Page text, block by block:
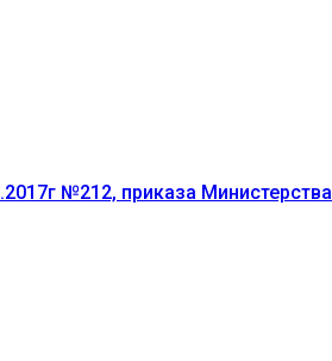
№212, приказа Министерства